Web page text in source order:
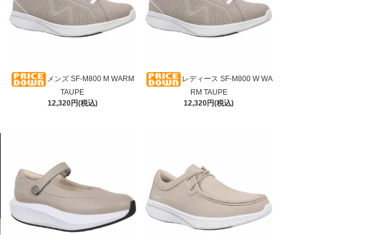
メンズ SF-M800 M WARM
TAUPE
12,320円(税込)
レディース SF-M800 W WA
RM TAUPE
12,320円(税込)